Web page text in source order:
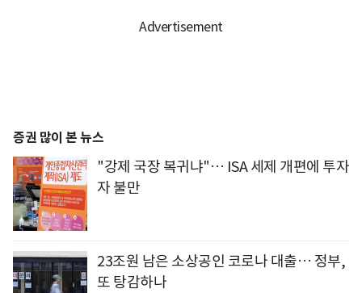
증권 많이 본 뉴스
"강제 국장 복귀냐"… ISA 세제 개편에 투자
자 불만
23조원 남은 소상공인 코로나 대출… 정부,
또 탕감하나